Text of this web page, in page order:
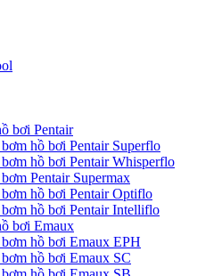
bơi Pentair
hồ bơi Pentair Superflo
hồ bơi Pentair Whisperflo
Pentair Supermax
hồ bơi Pentair Optiflo
hồ bơi Pentair Intelliflo
bơi Emaux
hồ bơi Emaux EPH
hồ bơi Emaux SC